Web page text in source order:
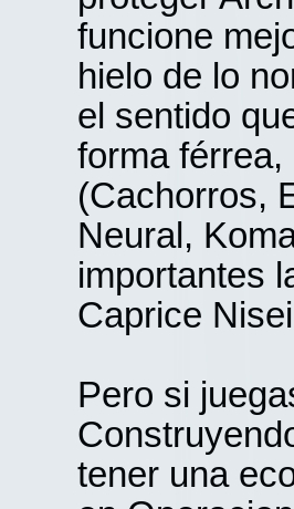
funcione
hielo de lo
el sentido
forma
(Cachorros,
Neural,
importantes
Caprice
Pero si
tener una